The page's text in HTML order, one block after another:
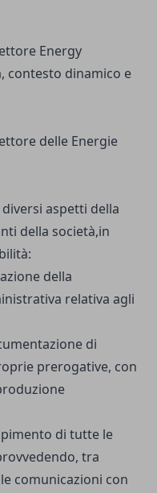
Energy
contesto dinamico e
delle Energie
aspetti della
della società,in
della
relativa agli
di
prerogative, con
di tutte le
tra
comunicazioni con